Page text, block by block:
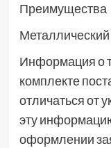
Преимущества
Металлический
Информация о
комплекте
отличаться от
эту
оформлении